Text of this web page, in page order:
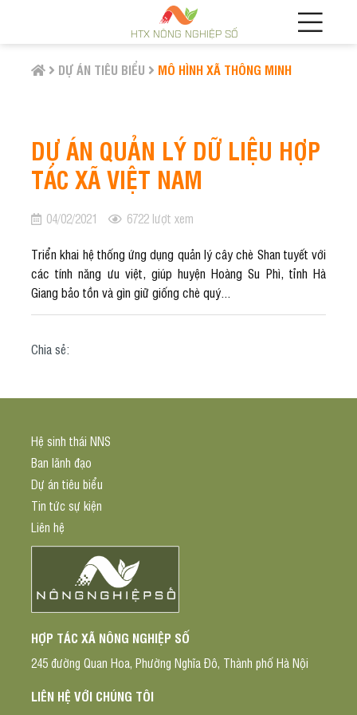
HTX NÔNG NGHIỆP SỐ
DỰ ÁN TIÊU BIỂU MÔ HÌNH XÃ THÔNG MINH
DỰ ÁN QUẢN LÝ DỮ LIỆU HỢP
TÁC XÃ VIỆT NAM
04/02/2021 6722 lượt xem
Triển khai hệ thống ứng dụng quản lý cây chè Shan tuyết với
các tính năng ưu việt, giúp huyện Hoàng Su Phì, tỉnh Hà
Giang bảo tồn và gìn giữ giống chè quý...
Chia sẻ:
Hệ sinh thái NNS
Ban lãnh đạo
Dự án tiêu biểu
Tin tức sự kiện
Liên hệ
HỢP TÁC XÃ NÔNG NGHIỆP SỐ
245 đường Quan Hoa, Phường Nghĩa Đô, Thành phố Hà Nội
LIÊN HỆ VỚI CHÚNG TÔI